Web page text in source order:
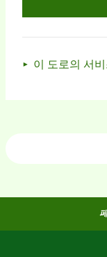
이 도로의 서